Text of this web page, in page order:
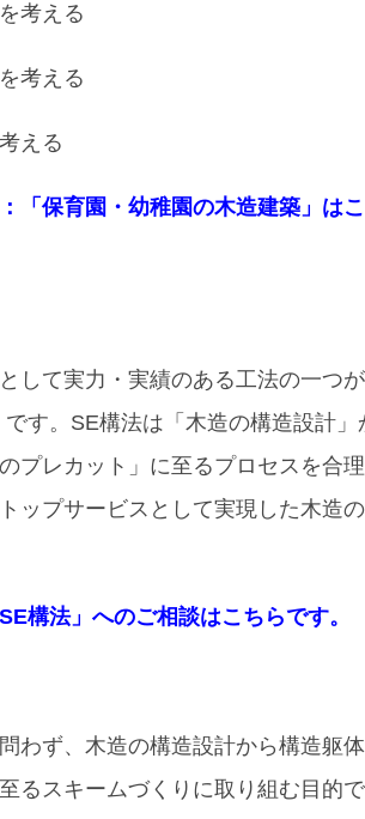
考える
考える
える
「保育園・幼稚園の木造建築」は
して実力・実績のある工法の一つ
です。SE構法は「木造の構造設計」
プレカット」に至るプロセスを合
ップサービスとして実現した木造
構法」へのご相談はこちらです。
わず、木造の構造設計から構造躯
るスキームづくりに取り組む目的